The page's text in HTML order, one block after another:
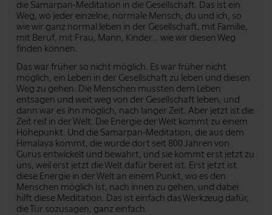
die Samarpan-Meditation in die Gesellschaft. Das ist ein
Weg, wo jeder einzelne, normale Mensch, du und ich, so
wie wir ganz normal leben in der Gesellschaft, mit Familie,
mit Beruf, mit Frau, Mann, Kinder... wie wir diesen Weg
finden können.
Das war früher so nicht möglich. Es war früher nicht
möglich, ein Leben in der Gesellschaft zu leben und diesen
Weg zu gehen. Die Menschen mussten dem Leben
entsagen und weit weg von der Gesellschaft leben, und
dann war es ihn möglich, nach langer Zeit. Aber jetzt ist die
Zeit reif in der Welt. Die Energie der Welt kommt zu einem
Höhepunkt. Und die Samarpan-Meditation, die aus dem
Himalaya kommt, die wurde dort seit 800 Jahren von
Gurus entwickelt und bewahrt, und sie kommt erst jetzt zu
uns, weil erst jetzt die Welt dafür bereit ist. Erst jetzt ist
diese Energie in der Welt an einem Punkt, wo es den
Menschen möglich ist, nach innen zu gehen, und dabei
hilft diese Meditation. Das ist einfach das Werkzeug dafür,
die Tür sozusagen, ganz einfach.